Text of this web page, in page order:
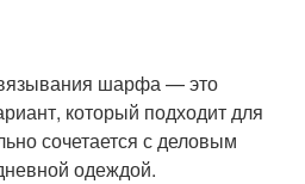
шарфа — это
который подходит для
сочетается с деловым
одеждой.